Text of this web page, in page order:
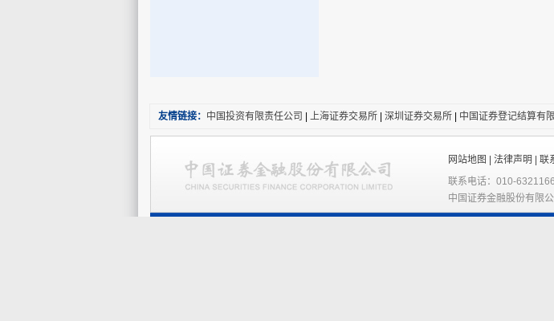
友情链接： 中国投资有限责任公司 上海证券交易所 深圳证券交易所 中国证券登记结算有
网站地图 | 法律声明 | 联
联系电话：010-
中国证券金融股份有限